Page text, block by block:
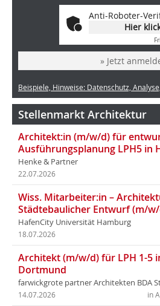
Anti-Roboter-
Hier
» Jetzt
Beispiele, Hinweise: Datenschutz,
Stellenmarkt Architektur
Architekt:in (m/w/d) für
Ausführungsplanung LPH5 in
Henke & Partner
22.07.2026
Wiss. Mitarbeiter:in –
Städtebaulicher Entwurf (m/
HafenCity Universität Hamburg
18.07.2026
Architekt (m/w/d) für LPH 1-5
Dortmund
farwickgrote partner Architekten BDA
in
14.07.2026